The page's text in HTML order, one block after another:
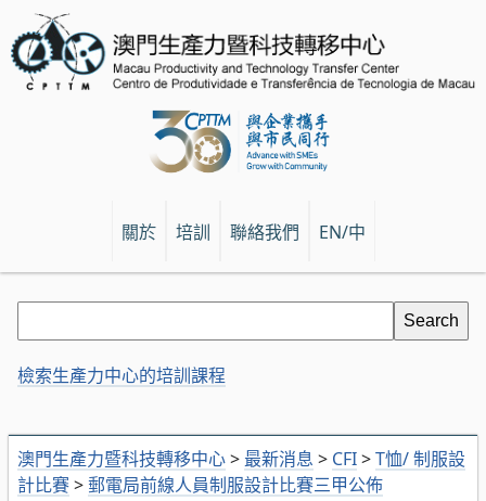
關於 培訓 聯絡我們 EN/中
澳門生產力暨科技轉移中心> 最新消息 > CFI>T恤/ 制服設
計比賽>郵電局前線人員制服設計比賽三甲公佈
檢索生產力中心的培訓課程